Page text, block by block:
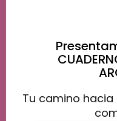
Tu camino